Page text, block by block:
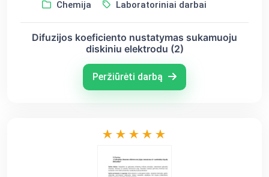
Chemija Laboratoriniai darbai
Difuzijos koeficiento nustatymas sukamuoju
diskiniu elektrodu (2)
Peržiūrėti darbą